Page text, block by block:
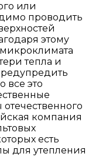
или
проводить
этому
тепла и
все это
компания
есть
для утепления